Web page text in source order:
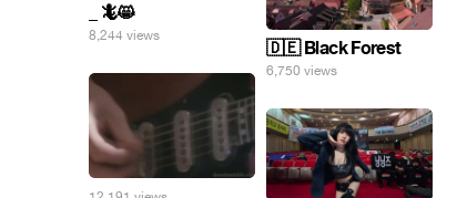
_ 🦎😸
8,244 views
🇩🇪 Black Forest
6,750 views